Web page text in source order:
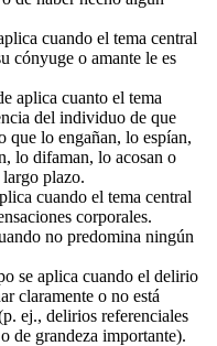
cuando el tema central
cónyuge o amante le es
aplica cuanto el tema
del individuo de que
que lo engañan, lo espían,
lo difaman, lo acosan o
plazo.
cuando el tema central
corporales.
no predomina ningún
se aplica cuando el delirio
claramente o no está
ej., delirios referenciales
de grandeza importante).